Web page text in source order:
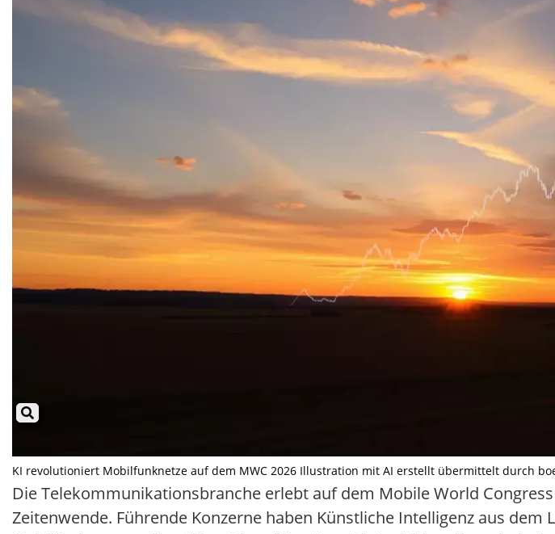
KI revolutioniert Mobilfunknetze auf dem MWC 2026 Illustration mit AI erstellt übermittelt durch
Die Telekommunikationsbranche erlebt auf dem Mobile World
Zeitenwende. Führende Konzerne haben Künstliche Intelligenz aus